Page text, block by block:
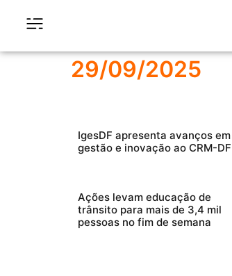
29/09/2025
IgesDF apresenta avanços em
gestão e inovação ao CRM-DF
Ações levam educação de
trânsito para mais de 3,4 mil
pessoas no fim de semana